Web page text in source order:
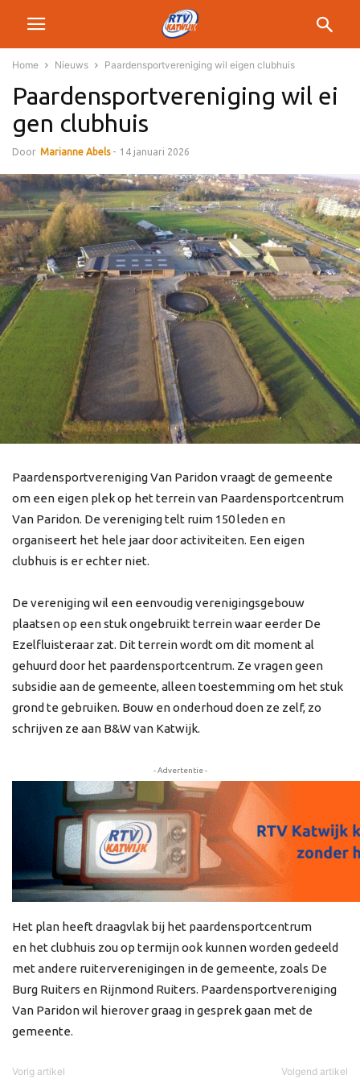
Home Nieuws Paardensportvereniging wil eigen clubhuis
Paardensportvereniging wil ei
gen clubhuis
Door Marianne Abels - 14 januari 2026
Paardensportvereniging Van Paridon vraagt de gemeente
om een eigen plek op het terrein van Paardensportcentrum
Van Paridon. De vereniging telt ruim 150 leden en
organiseert het hele jaar door activiteiten. Een eigen
clubhuis is er echter niet.
De vereniging wil een eenvoudig verenigingsgebouw
plaatsen op een stuk ongebruikt terrein waar eerder De
Ezelfluisteraar zat. Dit terrein wordt om dit moment al
gehuurd door het paardensportcentrum. Ze vragen geen
subsidie aan de gemeente, alleen toestemming om het stuk
grond te gebruiken. Bouw en onderhoud doen ze zelf, zo
schrijven ze aan B&W van Katwijk.
- Advertentie -
Het plan heeft draagvlak bij het paardensportcentrum
en het clubhuis zou op termijn ook kunnen worden gedeeld
met andere ruiterverenigingen in de gemeente, zoals De
Burg Ruiters en Rijnmond Ruiters. Paardensportvereniging
Van Paridon wil hierover graag in gesprek gaan met de
gemeente.
Vorig artikel Volgend artikel